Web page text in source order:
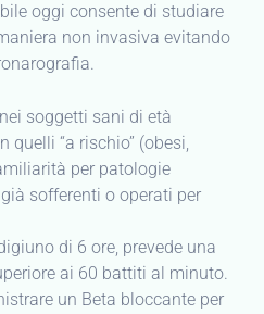
oggi consente di studiare
non invasiva evitando
soggetti sani di età
quelli “a rischio” (obesi,
per patologie
sofferenti o operati per
di 6 ore, prevede una
ai 60 battiti al minuto.
un Beta bloccante per